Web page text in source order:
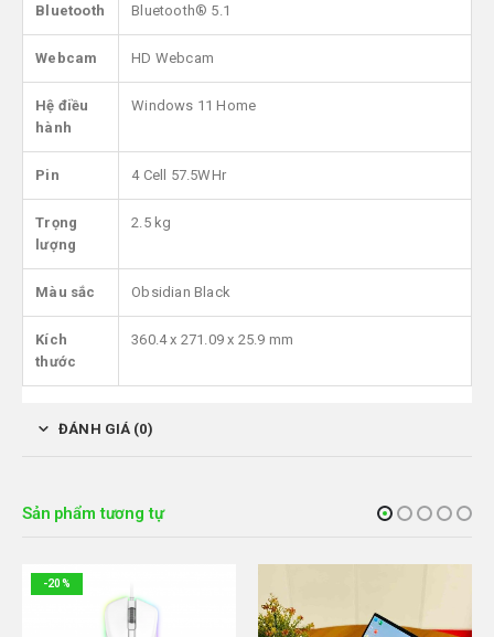
Bluetooth Bluetooth® 5.1
Webcam HD Webcam
Hệ điều
hành
Windows 11 Home
Pin 4 Cell 57.5WHr
Trọng
lượng
2.5 kg
Màu sắc Obsidian Black
Kích
thước
360.4 x 271.09 x 25.9 mm
ĐÁNH GIÁ (0)
Sản phẩm tương tự
-20%